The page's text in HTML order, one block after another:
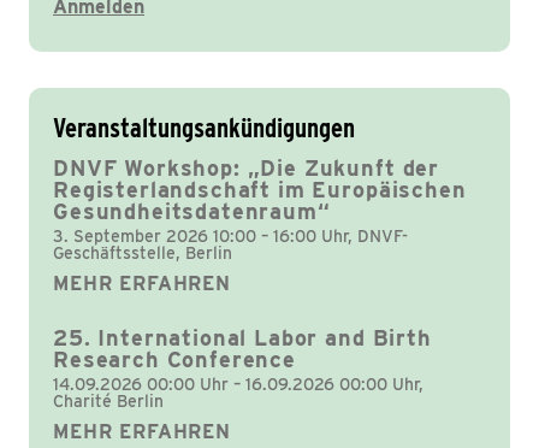
Veranstaltungsankündigungen
DNVF Workshop: „Die Zukunft der
Registerlandschaft im Europäischen
Gesundheitsdatenraum“
3. September 2026 10:00 – 16:00 Uhr, DNVF-
Geschäftsstelle, Berlin
MEHR ERFAHREN
25. International Labor and Birth
Research Conference
14.09.2026 00:00 Uhr – 16.09.2026 00:00 Uhr,
Charité Berlin
MEHR ERFAHREN